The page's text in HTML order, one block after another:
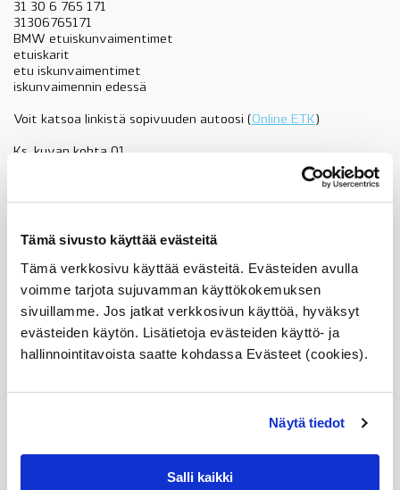
Tämä sivusto käyttää evästeitä
Tämä verkkosivu käyttää evästeitä. Evästeiden avulla
voimme tarjota sujuvamman käyttökokemuksen
sivuillamme. Jos jatkat verkkosivun käyttöä, hyväksyt
evästeiden käytön. Lisätietoja evästeiden käyttö- ja
hallinnointitavoista saatte kohdassa Evästeet (cookies).
Näytä tiedot
Salli kaikki
31 30 6 765 171
31306765171
BMW etuiskunvaimentimet
etuiskarit
etu iskunvaimentimet
iskunvaimennin edessä
Voit katsoa linkistä sopivuuden autoosi ( Online ETK )
Ks. kuvan kohta 01
iskunvaimennin
vasen,
BMW
E61
sport
alustaan,
OE
Lisää ostoskoriin
Tuotekuvaus
Sopii seuraaviin automalleihin